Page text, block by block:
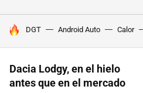
HOY SE HABLA DE
DGT Android Auto Calor
Dacia Lodgy, en el hielo
antes que en el mercado